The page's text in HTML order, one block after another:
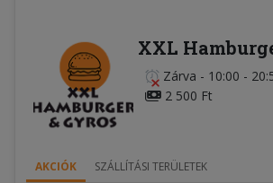
XXL
Zárva - 10:00 -
2 500 Ft
AKCIÓK SZÁLLÍTÁSI TERÜLETEK